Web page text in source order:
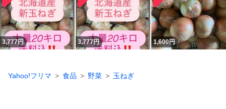
3,777円 3,777円 1,600円
Yahoo!フリマ 食品 野菜 玉ねぎ